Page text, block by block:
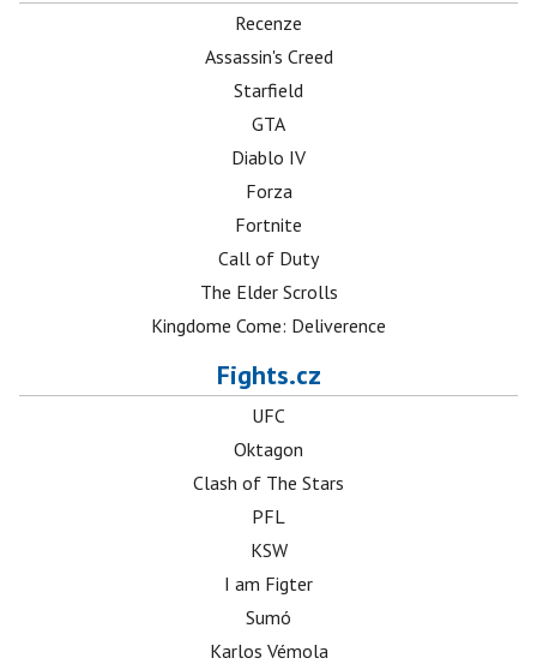
Recenze
Assassin's Creed
Starfield
GTA
Diablo IV
Forza
Fortnite
Call of Duty
The Elder Scrolls
Kingdome Come: Deliverence
Fights.cz
UFC
Oktagon
Clash of The Stars
PFL
KSW
I am Figter
Sumó
Karlos Vémola